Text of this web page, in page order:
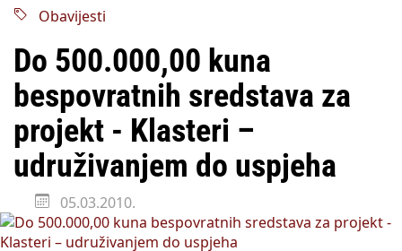
godine
Sindikati traže zaštitu plaća od inflacije, Ćorić pregovore
najavio za jesen
Državni tajnik Rukavina: Hrvatska ima 3,6 milijuna birača
HŽ Infrastruktura: Nesreće na željezničkim prijelazima
prepolovljene
Državni inspektorat opozvao Barebells pločicu - soft protein
bar Coco Choco
Obavijesti
Do 500.000,00 kuna
bespovratnih sredstava za
projekt - Klasteri –
udruživanjem do uspjeha
05.03.2010.